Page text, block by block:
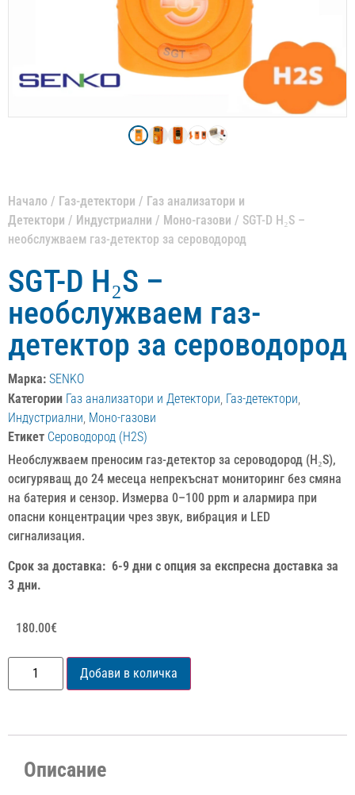
Начало / Газ-детектори / Газ анализатори и
Детектори / Индустриални / Моно-газови / SGT-D H₂S –
необслужваем газ-детектор за сероводород
SGT-D H₂S –
необслужваем газ-
детектор за сероводород
Марка: SENKO
Категории Газ анализатори и Детектори, Газ-детектори,
Индустриални, Моно-газови
Етикет Сероводород (H2S)
Необслужваем преносим газ-детектор за сероводород (H₂S),
осигуряващ до 24 месеца непрекъснат мониторинг без смяна
на батерия и сензор. Измерва 0–100 ppm и алармира при
опасни концентрации чрез звук, вибрация и LED
сигнализация.
Срок за доставка: 6-9 дни с опция за експресна доставка за
3 дни.
180.00€
Добави в количка
Описание